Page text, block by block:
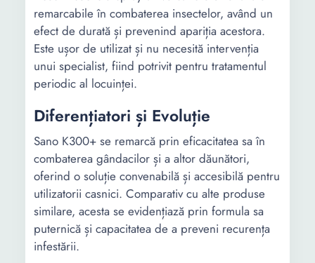
remarcabile în combaterea insectelor, având un
efect de durată și prevenind apariția acestora.
Este ușor de utilizat și nu necesită intervenția
unui specialist, fiind potrivit pentru tratamentul
periodic al locuinței.
Diferențiatori și Evoluție
Sano K300+ se remarcă prin eficacitatea sa în
combaterea gândacilor și a altor dăunători,
oferind o soluție convenabilă și accesibilă pentru
utilizatorii casnici. Comparativ cu alte produse
similare, acesta se evidențiază prin formula sa
puternică și capacitatea de a preveni recurența
infestării.